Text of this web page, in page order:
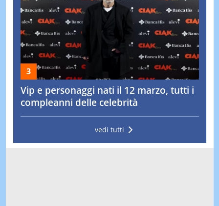
Vip e personaggi nati il 12 marzo, tutti i
compleanni delle celebrità
vedi tutti